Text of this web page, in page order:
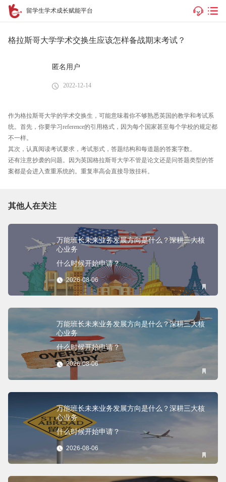
留学生学术成长赋能平台
格拉斯哥大学学术交换生应该怎样备战期末考试？
匿名用户
2022-12-14
作为格拉斯哥大学的学术交换生，可能意味着你不够熟悉英国的教学和考试系
统。首先，你要学习reference的引用格式，因为每个国家甚至每个学校的规定都
不一样。
其次，认真阅读考试要求，考试形式，答题结构和每道题的答案字数。
还有注意抄袭的问题。因为英国格拉斯哥大学不管是论文还是问答题类型的答
案都是会进入查重系统的。重复率高会直接导致挂科。
其他人在关注
万能班长未来业务发展方向是什么？深耕三大核
心业务
什么时候开始申请？
2026-08-06
万能班长未来业务发展方向是什么？深耕三大核
心业务
什么时候开始申请？
2026-08-06
万能班长未来业务发展方向是什么？深耕三大核
心业务
什么时候开始申请？
2026-08-06